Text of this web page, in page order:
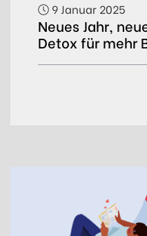
9 Januar 2025
Neues Jahr,
Detox für mehr